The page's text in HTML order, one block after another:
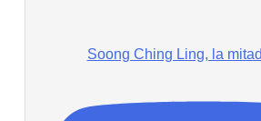
Soong Ching Ling, la